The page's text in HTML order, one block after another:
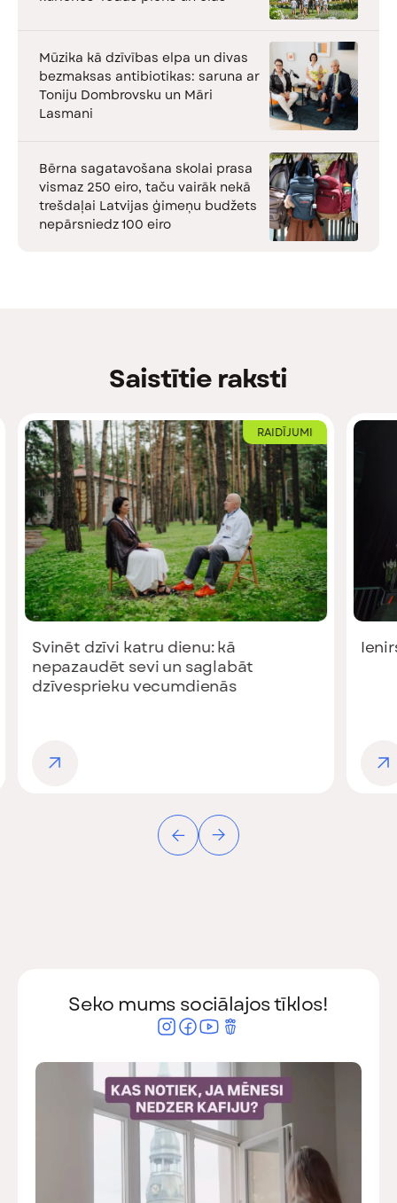
Mūzika kā dzīvības elpa un divas
bezmaksas antibiotikas: saruna ar
Toniju Dombrovsku un Māri
Lasmani
Bērna sagatavošana skolai prasa
vismaz 250 eiro, taču vairāk nekā
trešdaļai Latvijas ģimeņu budžets
nepārsniedz 100 eiro
Saistītie raksti
RAIDĪJUMI
Svinēt dzīvi katru dienu: kā
nepazaudēt sevi un saglabāt
dzīvesprieku vecumdienās
Seko mums sociālajos tīklos!